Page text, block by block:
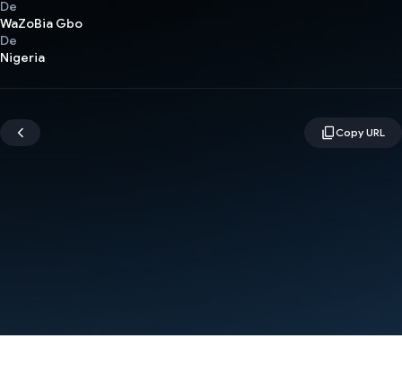
De
WaZoBia Gbo
De
Nigeria